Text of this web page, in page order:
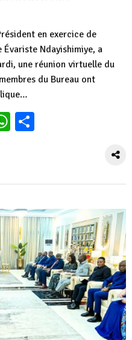
en exercice de
Évariste Ndayishimiye, a
une réunion virtuelle du
du Bureau ont
WhatsApp